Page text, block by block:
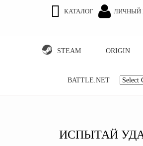
КАТАЛОГ ЛИЧНЫЙ
STEAM ORIGIN
BATTLE.NET
ИСПЫТАЙ